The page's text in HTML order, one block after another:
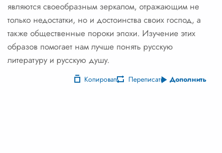
являются своеобразным зеркалом, отражающим не
только недостатки, но и достоинства своих господ, а
также общественные пороки эпохи. Изучение этих
образов помогает нам лучше понять русскую
литературу и русскую душу.
Копировать Переписать Дополнить